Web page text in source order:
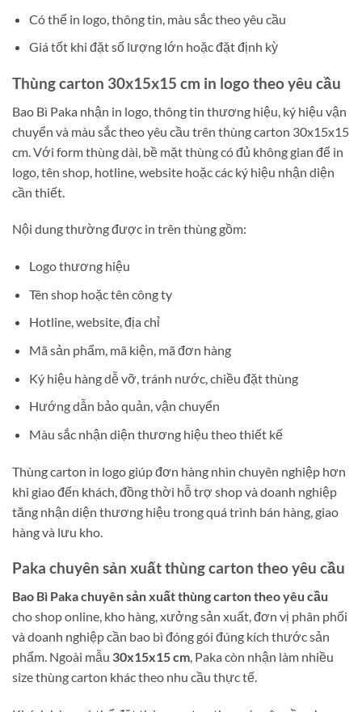
Có thể in logo, thông tin, màu sắc theo yêu cầu
Giá tốt khi đặt số lượng lớn hoặc đặt định kỳ
Thùng carton 30x15x15 cm in logo theo yêu cầu
Bao Bì Paka nhận in logo, thông tin thương hiệu, ký hiệu vận
chuyển và màu sắc theo yêu cầu trên thùng carton 30x15x15
cm. Với form thùng dài, bề mặt thùng có đủ không gian để in
logo, tên shop, hotline, website hoặc các ký hiệu nhận diện
cần thiết.
Nội dung thường được in trên thùng gồm:
Logo thương hiệu
Tên shop hoặc tên công ty
Hotline, website, địa chỉ
Mã sản phẩm, mã kiện, mã đơn hàng
Ký hiệu hàng dễ vỡ, tránh nước, chiều đặt thùng
Hướng dẫn bảo quản, vận chuyển
Màu sắc nhận diện thương hiệu theo thiết kế
Thùng carton in logo giúp đơn hàng nhìn chuyên nghiệp hơn
khi giao đến khách, đồng thời hỗ trợ shop và doanh nghiệp
tăng nhận diện thương hiệu trong quá trình bán hàng, giao
hàng và lưu kho.
Paka chuyên sản xuất thùng carton theo yêu cầu
Bao Bì Paka chuyên sản xuất thùng carton theo yêu cầu
cho shop online, kho hàng, xưởng sản xuất, đơn vị phân phối
và doanh nghiệp cần bao bì đóng gói đúng kích thước sản
phẩm. Ngoài mẫu 30x15x15 cm, Paka còn nhận làm nhiều
size thùng carton khác theo nhu cầu thực tế.